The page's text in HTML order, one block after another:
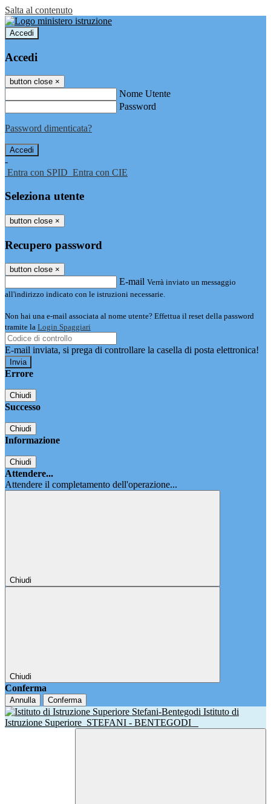
Salta al contenuto
Accedi
Accedi
button close ×
Nome Utente
Password
Password dimenticata?
-
Entra con SPID Entra con CIE
Seleziona utente
button close ×
Recupero password
button close ×
E-mail Verrà inviato un messaggio
all'indirizzo indicato con le istruzioni necessarie.
Non hai una e-mail associata al nome utente? Effettua il reset della password
tramite la Login Spaggiari
E-mail inviata, si prega di controllare la casella di posta elettronica!
Errore
Chiudi
Successo
Chiudi
Informazione
Chiudi
Attendere...
Attendere il completamento dell'operazione...
Chiudi
Chiudi
Conferma
Annulla Conferma
Istituto di
Istruzione Superiore STEFANI - BENTEGODI